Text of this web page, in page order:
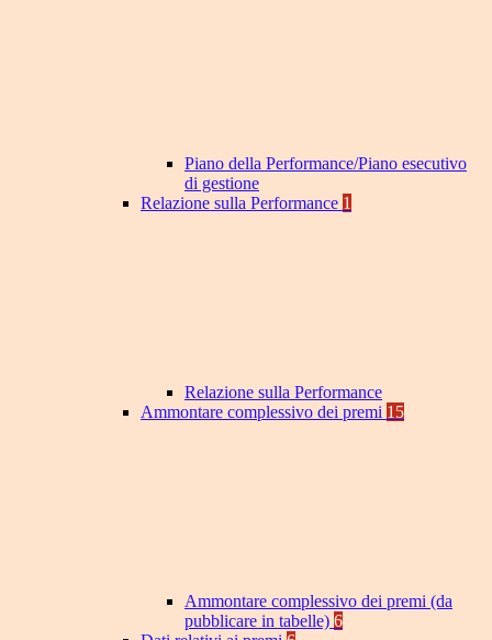
Piano della Performance/Piano esecutivo
di gestione
Relazione sulla Performance 1
Relazione sulla Performance
Ammontare complessivo dei premi 15
Ammontare complessivo dei premi (da
pubblicare in tabelle) 6